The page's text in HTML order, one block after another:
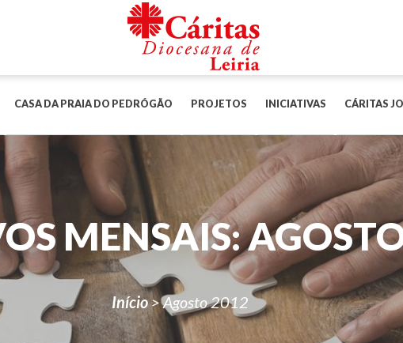
CASA DA PRAIA DO PEDRÓGÃO PROJETOS INICIATIVAS CÁRITAS
MENSAIS:
Início>Agosto 2012